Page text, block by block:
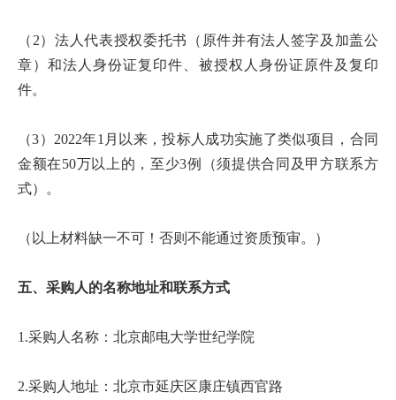
才
党
扬
（2）法人代表授权委托书（原件并有法人签字及加盖公
章）和法人身份证复印件、被授权人身份证原件及复印
件。
（3）2022年1月以来，投标人成功实施了类似项目，合同
金额在50万以上的，至少3例（须提供合同及甲方联系方
式）。
（以上材料缺一不可！否则不能通过资质预审。）
五、采购人的名称地址和联系方式
1.采购人名称：北京邮电大学世纪学院
2.采购人地址：北京市延庆区康庄镇西官路